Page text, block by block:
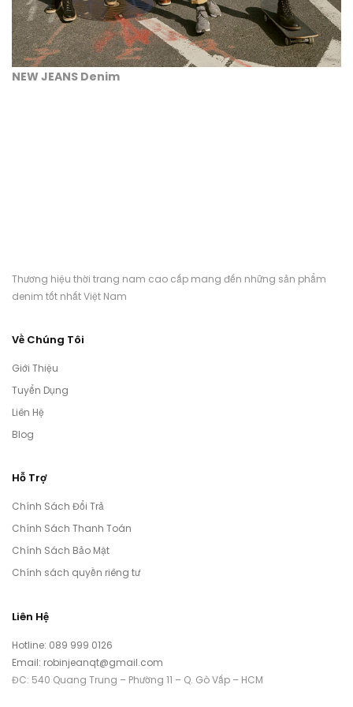
NEW JEANS Denim
Thương hiệu thời trang nam cao cấp mang đến những sản phẩm
denim tốt nhất Việt Nam
Về Chúng Tôi
Giới Thiệu
Tuyển Dụng
Liên Hệ
Blog
Hỗ Trợ
Chính Sách Đổi Trả
Chính Sách Thanh Toán
Chính Sách Bảo Mật
Chính sách quyền riêng tư
Liên Hệ
Hotline: 089 999 0126
Email: robinjeanqt@gmail.com
ĐC: 540 Quang Trung – Phường 11 – Q. Gò Vấp – HCM